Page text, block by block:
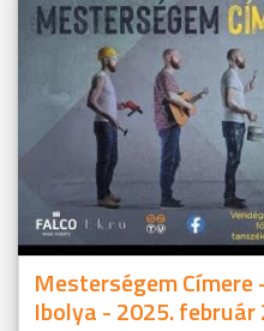
Mesterségem Címere
Ibolya - 2025. február